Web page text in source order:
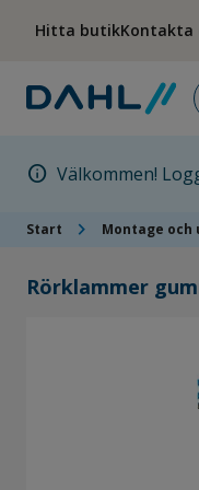
Hitta butikKontakta
info Välkommen!
Start chevron_right Montage
Rörklammer